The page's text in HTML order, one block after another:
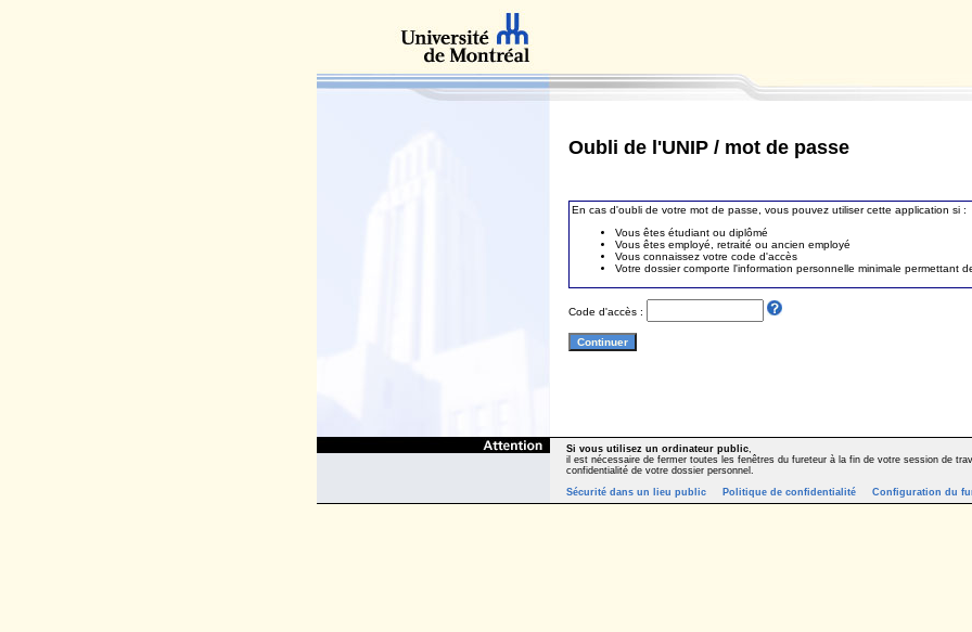
Oubli de l'UNIP / mot de passe
En cas d'oubli de votre mot de passe, vous pouvez utiliser cette application si :
Vous êtes étudiant ou diplômé
Vous êtes employé, retraité ou ancien employé
Vous connaissez votre code d'accès
Votre dossier comporte l'information personnelle minimale permettant
Code d'accès :
Si vous utilisez un ordinateur public,
il est nécessaire de fermer toutes les fenêtres du fureteur à la fin de votre session de
confidentialité de votre dossier personnel.
Sécurité dans un lieu public
Politique de confidentialité Configuration du